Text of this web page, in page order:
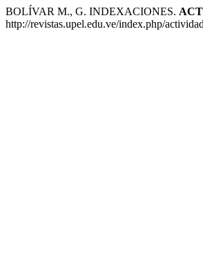
BOLÍVAR M., G. INDEXACIONES.
http://revistas.upel.edu.ve/index.php/